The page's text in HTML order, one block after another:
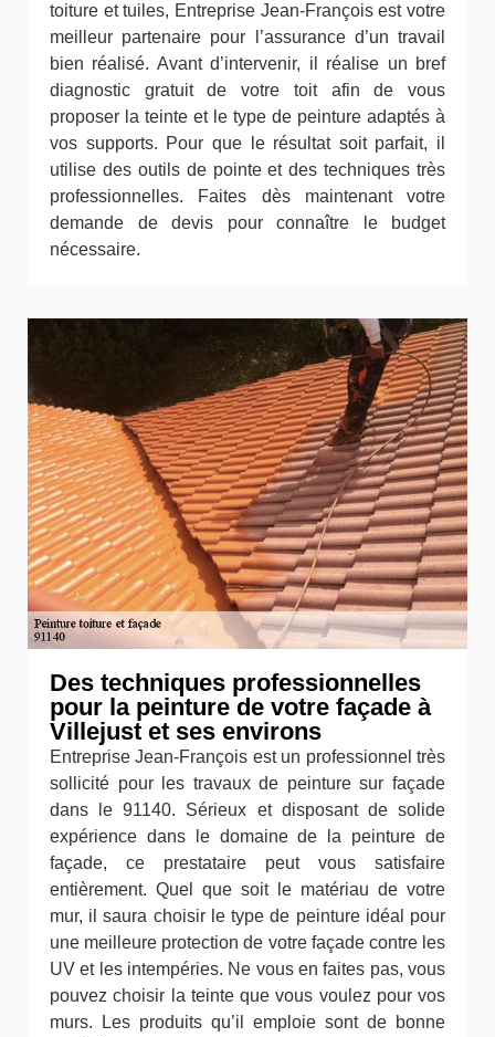
toiture et tuiles, Entreprise Jean-François est votre
meilleur partenaire pour l’assurance d’un travail
bien réalisé. Avant d’intervenir, il réalise un bref
diagnostic gratuit de votre toit afin de vous
proposer la teinte et le type de peinture adaptés à
vos supports. Pour que le résultat soit parfait, il
utilise des outils de pointe et des techniques très
professionnelles. Faites dès maintenant votre
demande de devis pour connaître le budget
nécessaire.
Des techniques professionnelles
pour la peinture de votre façade à
Villejust et ses environs
Entreprise Jean-François est un professionnel très
sollicité pour les travaux de peinture sur façade
dans le 91140. Sérieux et disposant de solide
expérience dans le domaine de la peinture de
façade, ce prestataire peut vous satisfaire
entièrement. Quel que soit le matériau de votre
mur, il saura choisir le type de peinture idéal pour
une meilleure protection de votre façade contre les
UV et les intempéries. Ne vous en faites pas, vous
pouvez choisir la teinte que vous voulez pour vos
murs. Les produits qu’il emploie sont de bonne